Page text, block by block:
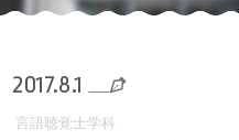
2017.8.1
言語聴覚士学科